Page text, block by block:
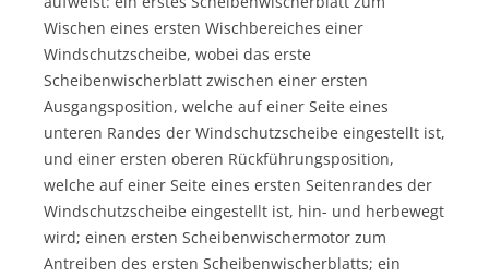
Wischen eines ersten Wischbereiches einer
Windschutzscheibe, wobei das erste
Scheibenwischerblatt zwischen einer ersten
Ausgangsposition, welche auf einer Seite eines
unteren Randes der Windschutzscheibe eingestellt ist,
und einer ersten oberen Rückführungsposition,
welche auf einer Seite eines ersten Seitenrandes der
Windschutzscheibe eingestellt ist, hin- und herbewegt
wird; einen ersten Scheibenwischermotor zum
Antreiben des ersten Scheibenwischerblatts; ein